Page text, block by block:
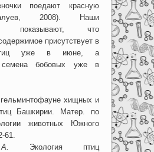
поедают красную
2008). Наши
показывают, что
присутствует в
уже в июне, а
семена бобовых уже в
хищных и
Башкирии. Матер. по
животных Южного
Экология птиц